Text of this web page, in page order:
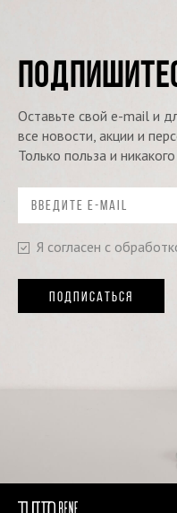
Оставьте свой e-mail и
все новости, акции и
Только польза и
Я согласен с
ПОДПИСАТЬСЯ